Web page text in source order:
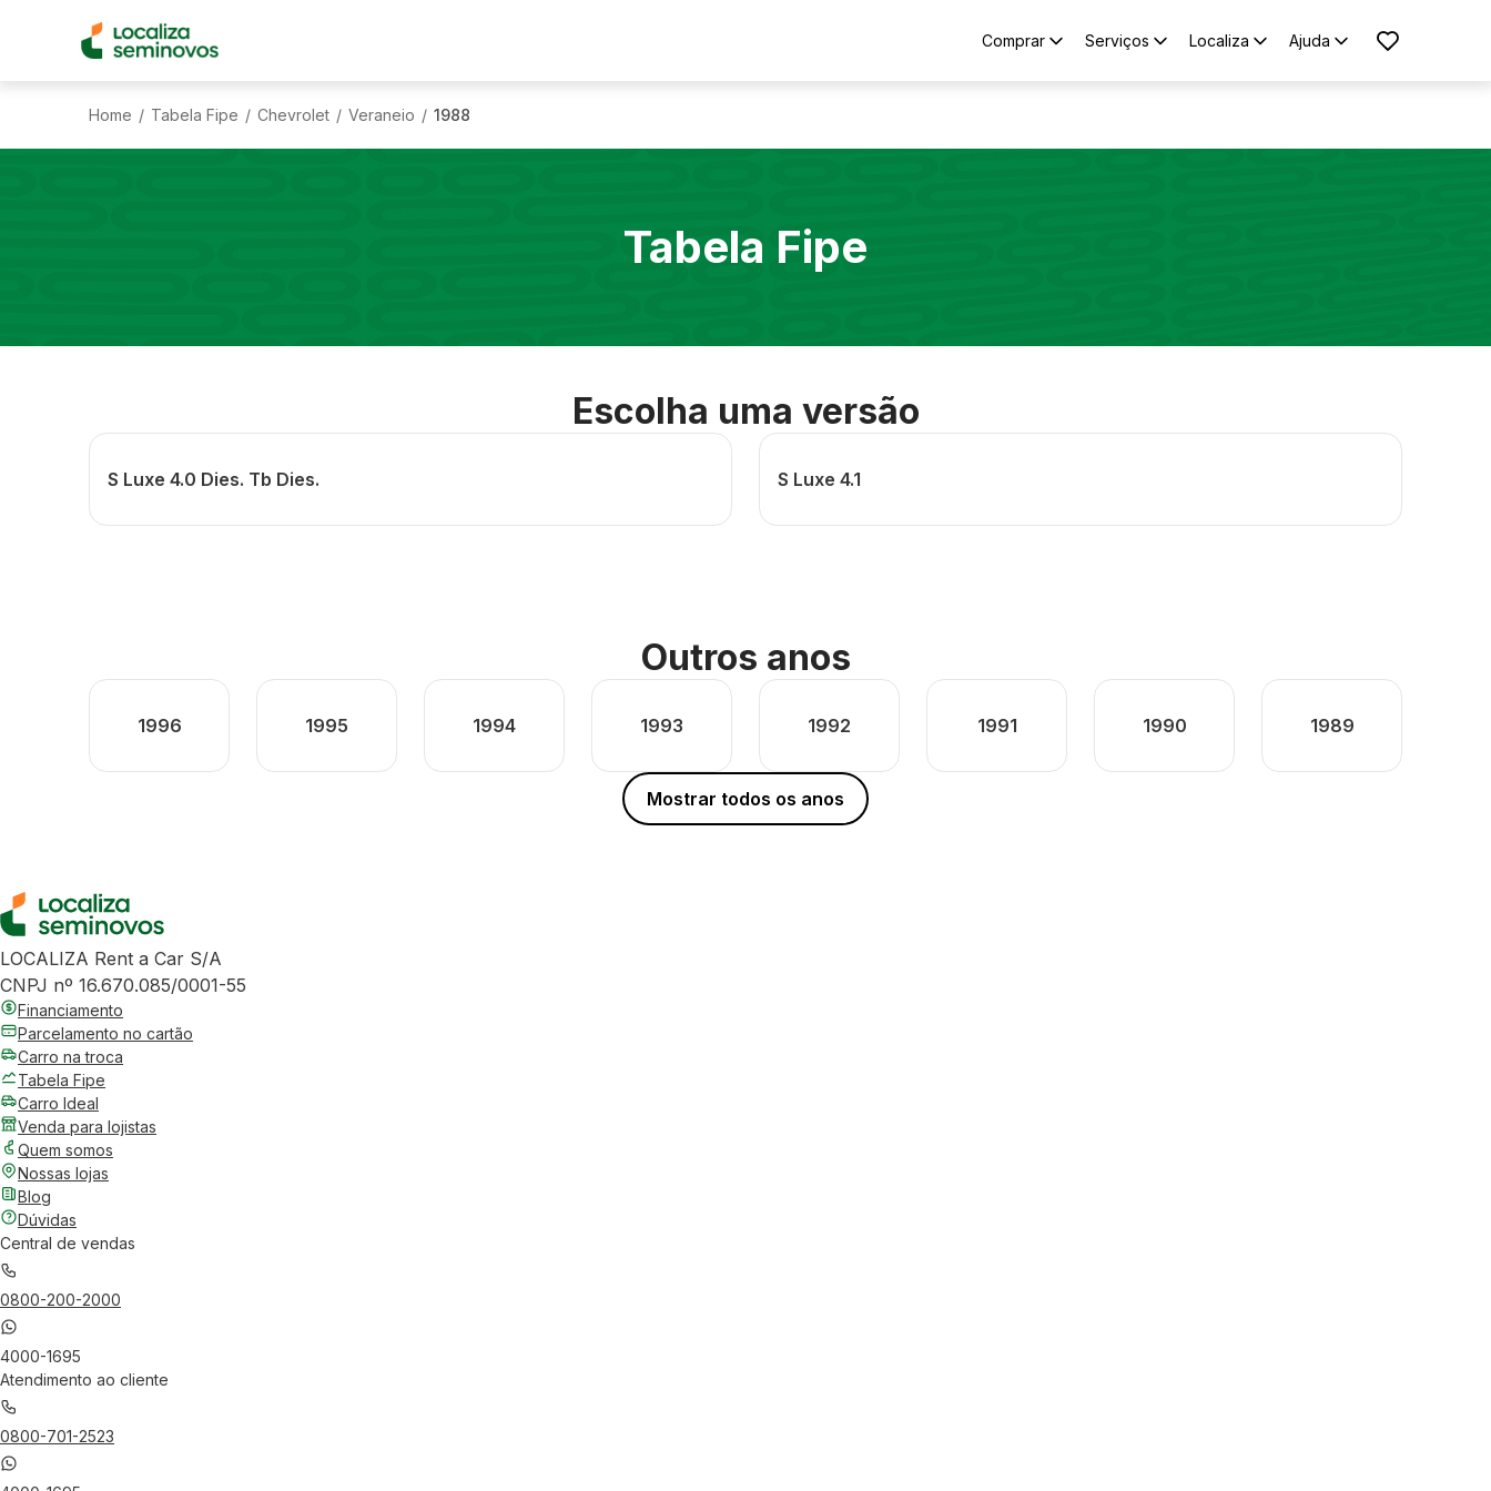
Comprar Serviços Localiza Ajuda
Home / Tabela Fipe / Chevrolet / Veraneio / 1988
Tabela Fipe
Escolha uma versão
S Luxe 4.0 Dies. Tb Dies. S Luxe 4.1
Outros anos
1996 1995 1994 1993 1992 1991 1990 1989
Mostrar todos os anos
LOCALIZA Rent a Car S/A
CNPJ nº 16.670.085/0001-55
Financiamento
Parcelamento no cartão
Carro na troca
Tabela Fipe
Carro Ideal
Venda para lojistas
Quem somos
Nossas lojas
Blog
Dúvidas
Central de vendas
0800-200-2000
4000-1695
Atendimento ao cliente
0800-701-2523